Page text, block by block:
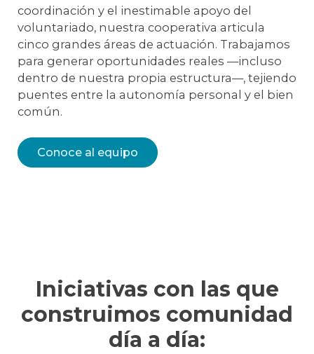
coordinación y el inestimable apoyo del
voluntariado, nuestra cooperativa articula
cinco grandes áreas de actuación. Trabajamos
para generar oportunidades reales —incluso
dentro de nuestra propia estructura—, tejiendo
puentes entre la autonomía personal y el bien
común.
Conoce al equipo
Iniciativas con las que
construimos comunidad
día a día: